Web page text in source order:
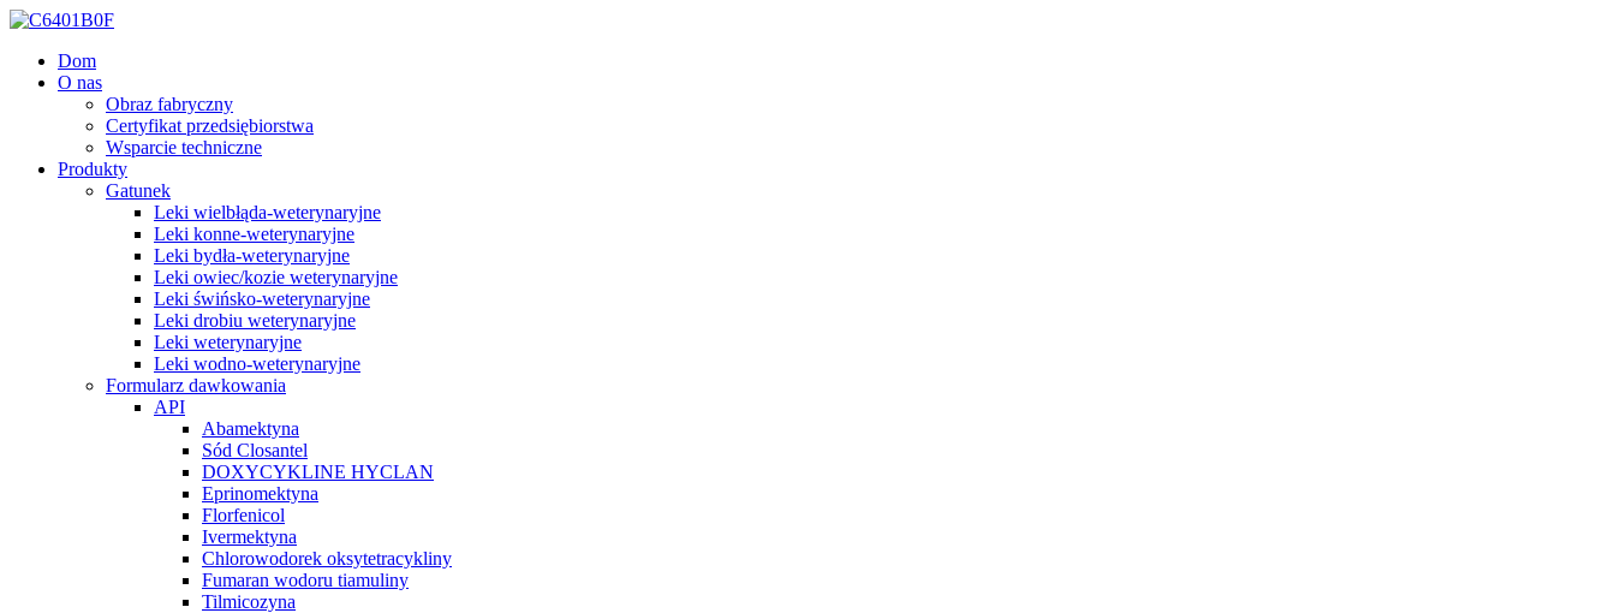
Dom
O nas
Obraz fabryczny
Certyfikat przedsiębiorstwa
Wsparcie techniczne
Produkty
Gatunek
Leki wielbłąda-weterynaryjne
Leki konne-weterynaryjne
Leki bydła-weterynaryjne
Leki owiec/kozie weterynaryjne
Leki świńsko-weterynaryjne
Leki drobiu weterynaryjne
Leki weterynaryjne
Leki wodno-weterynaryjne
Formularz dawkowania
API
Abamektyna
Sód Closantel
DOXYCYKLINE HYCLAN
Eprinomektyna
Florfenicol
Ivermektyna
Chlorowodorek oksytetracykliny
Fumaran wodoru tiamuliny
Tilmicozyna